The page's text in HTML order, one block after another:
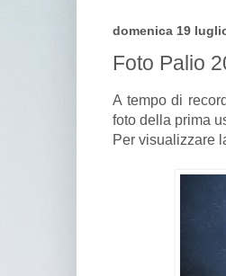
domenica 19
Foto Palio
A tempo di
foto della prima
Per visualizzare